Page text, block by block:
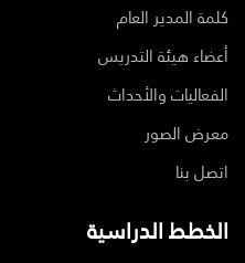
كلمة المدير العام
أعضاء هيئة التدريس
الفعاليات والأحداث
معرض الصور
اتصل بنا
الخطط الدراسية